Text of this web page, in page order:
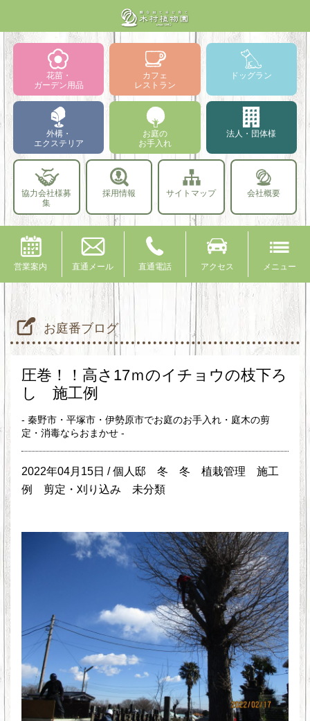
花苗・
ガーデン用品
カフェ
レストラン
ドッグラン
外構・
エクステリア
お庭の
お手入れ
法人・団体様
協力会社様募
集
採用情報 サイトマップ 会社概要
営業案内 直通メール 直通電話 アクセス メニュー
お庭番ブログ
圧巻！！高さ17ｍのイチョウの枝下ろ
し 施工例
- 秦野市・平塚市・伊勢原市でお庭のお手入れ・庭木の剪
定・消毒ならおまかせ -
2022年04月15日 /個人邸 冬 冬 植栽管理
施工
例
剪定・刈り込み 未分類